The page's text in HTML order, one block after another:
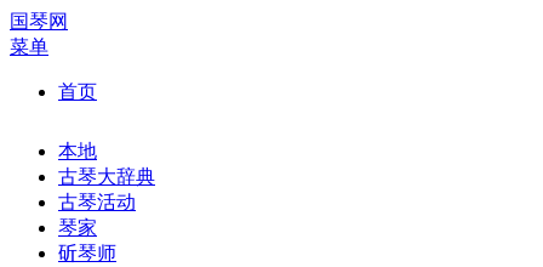
国琴网
菜单
首页
本地
古琴大辞典
古琴活动
琴家
斫琴师